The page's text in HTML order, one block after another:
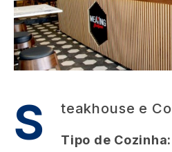
S teakhouse e
Tipo de Cozinha: